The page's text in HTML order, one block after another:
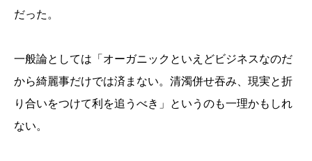
だった。
一般論としては「オーガニックといえどビジネスなのだ
から綺麗事だけでは済まない。清濁併せ吞み、現実と折
り合いをつけて利を追うべき」というのも一理かもしれ
ない。